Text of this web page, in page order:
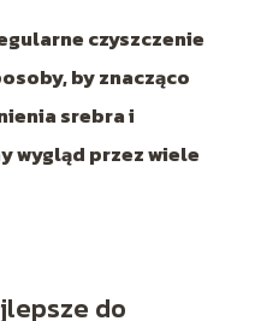
czyszczenie
by znacząco
srebra i
wygląd przez wiele
do